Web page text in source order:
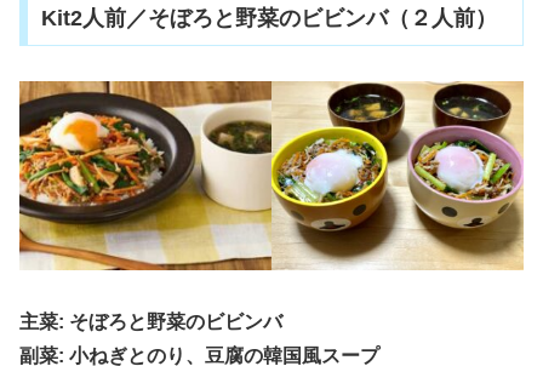
Kit2人前／そぼろと野菜のビビンバ（２人前）
主菜: そぼろと野菜のビビンバ
副菜: 小ねぎとのり、豆腐の韓国風スープ